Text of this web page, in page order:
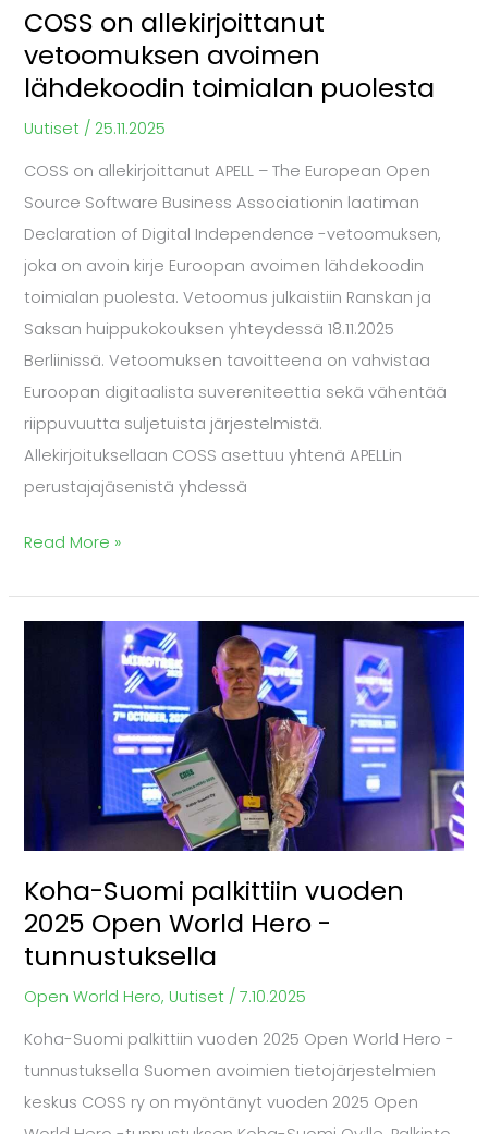
COSS on allekirjoittanut
vetoomuksen avoimen
lähdekoodin toimialan puolesta
Uutiset / 25.11.2025
COSS on allekirjoittanut APELL – The European Open
Source Software Business Associationin laatiman
Declaration of Digital Independence -vetoomuksen,
joka on avoin kirje Euroopan avoimen lähdekoodin
toimialan puolesta. Vetoomus julkaistiin Ranskan ja
Saksan huippukokouksen yhteydessä 18.11.2025
Berliinissä. Vetoomuksen tavoitteena on vahvistaa
Euroopan digitaalista suvereniteettia sekä vähentää
riippuvuutta suljetuista järjestelmistä.
Allekirjoituksellaan COSS asettuu yhtenä APELLin
perustajajäsenistä yhdessä
Read More »
Koha-Suomi palkittiin vuoden
2025 Open World Hero -
tunnustuksella
Open World Hero, Uutiset /7.10.2025
Koha-Suomi palkittiin vuoden 2025 Open World Hero -
tunnustuksella Suomen avoimien tietojärjestelmien
keskus COSS ry on myöntänyt vuoden 2025 Open
Hero
-
tunnustuksella